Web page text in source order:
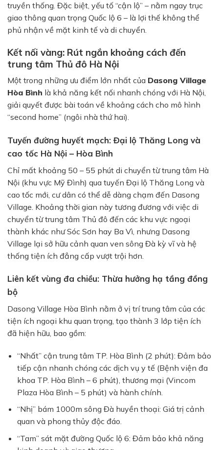
truyền thống. Đặc biệt, yếu tố “cận lộ” – nằm ngay trục
giao thông quan trọng Quốc lộ 6 – là lợi thế không thể
phủ nhận về mặt kinh tế và di chuyển.
Kết nối vàng: Rút ngắn khoảng cách đến
trung tâm Thủ đô Hà Nội
Một trong những ưu điểm lớn nhất của Dasong Village
Hòa Bình là khả năng kết nối nhanh chóng với Hà Nội,
giải quyết được bài toán về khoảng cách cho mô hình
“second home” (ngôi nhà thứ hai).
Tuyến đường huyết mạch: Đại lộ Thăng Long và
cao tốc Hà Nội – Hòa Bình
Chỉ mất khoảng 50 – 55 phút di chuyển từ trung tâm Hà
Nội (khu vực Mỹ Đình) qua tuyến Đại lộ Thăng Long và
cao tốc mới, cư dân có thể dễ dàng chạm đến Dasong
Village. Khoảng thời gian này tương đương với việc di
chuyển từ trung tâm Thủ đô đến các khu vực ngoại
thành khác như Sóc Sơn hay Ba Vì, nhưng Dasong
Village lại sở hữu cảnh quan ven sông Đà kỳ vĩ và hệ
thống tiện ích đẳng cấp vượt trội hơn.
Liên kết vùng đa chiều: Thừa hưởng hạ tầng đồng
bộ
Dasong Village Hòa Bình nằm ở vị trí trung tâm của các
tiện ích ngoại khu quan trọng, tạo thành 3 lớp tiện ích
đã hiện hữu, bao gồm:
“Nhất” cận trung tâm TP. Hòa Bình (2 phút): Đảm bảo
tiếp cận nhanh chóng các dịch vụ y tế (Bệnh viện đa
khoa TP. Hòa Bình – 6 phút), thương mại (Vincom
Plaza Hòa Bình – 5 phút) và hành chính.
“Nhị” bám 1000m sông Đà huyền thoại: Giá trị cảnh
quan và phong thủy độc đáo.
“Tam” sát mặt đường Quốc lộ 6: Đảm bảo khả năng